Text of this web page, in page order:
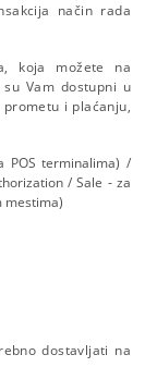
način rada
koja možete na
Vam dostupni u
i plaćanju,
POS terminalima) /
/ Sale - za
mestima)
dostavljati na